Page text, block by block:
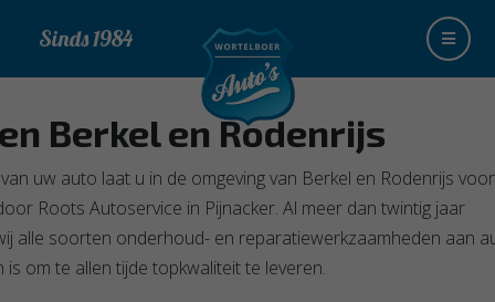
Sinds 1984
Berkel en Rodenrijs
uw auto laat u in de omgeving van Berkel en Rodenrijs
Roots Autoservice in Pijnacker. Al meer dan twintig jaar
alle soorten onderhoud- en reparatiewerkzaamheden aan
is om te allen tijde topkwaliteit te leveren.